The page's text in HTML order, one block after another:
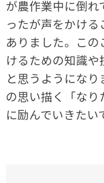
が農作業中に倒
ったが声をかけ
ありました。こ
けるための知識
と思うようにな
の思い描く「な
に励んでいきたい